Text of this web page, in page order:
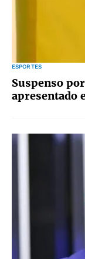
ESPORTES
Suspenso
apresentado